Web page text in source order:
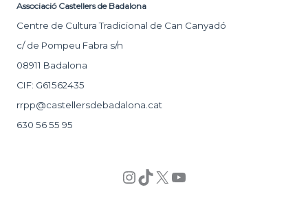
Associació Castellers de Badalona
Centre de Cultura Tradicional de Can Canyadó
c/ de Pompeu Fabra s/n
08911 Badalona
CIF: G61562435
rrpp@castellersdebadalona.cat
630 56 55 95
Instagram
TikTok
X YouTube